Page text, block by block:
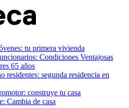
tu primera vivienda
Condiciones Ventajosas
65 años
residentes: segunda residencia en
construye tu casa
Cambia de casa